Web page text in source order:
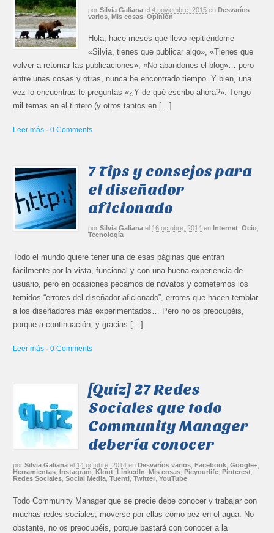
por Silvia Galiana el 4 noviembre, 2015 en Desvaríos
varios ,Mis cosas ,Opinión
Hola, hace meses que llevo repitiéndome
«Silvia, tienes que publicar algo», «Tienes que
volver a retomar las publicaciones», «No abandones el blog»… pero
entre unas cosas y otras, nunca he encontrado tiempo. Y bien, una
vez lo encuentras te preguntas «¿Y de qué escribo ahora?». Tengo
mil temas en el tintero (y otros tantos en […]
Leer más ·0 Comments
7 Tips y consejos para
el diseñador
aficionado
por Silvia Galiana el 16 octubre, 2014 en Internet ,Ocio
Tecnología
Todo el mundo quiere tener una de esas páginas que entran
fácilmente por la vista, funcional y con una buena experiencia de
usuario, pero en ocasiones pecamos de novatos y cometemos los
temidos “errores del diseñador aficionado”, errores que hacen temblar
a los diseñadores más experimentados… Pero no os preocupéis,
porque a continuación, y gracias […]
Leer más ·0 Comments
[Quiz] 27 Redes
Sociales que todo
Community Manager
debería conocer
por Silvia Galiana el 14 octubre, 2014 en Desvaríos varios ,Facebook ,Google+
Herramientas ,Instagram,Klout,LinkedIn ,Mis cosas ,Picyourlife ,Pinterest
Redes Sociales ,Social Media ,Tuenti ,Twitter ,YouTube
Todo Community Manager que se precie debe conocer y trabajar con
muchas redes sociales, moverse por ellas como pez en el agua. No
obstante, no os preocupéis, porque bastará con conocer a la